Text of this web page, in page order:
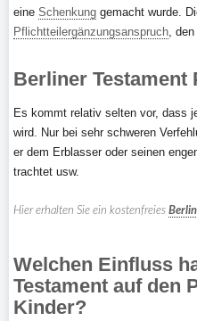
eine Schenkung gemacht wurde.
Pflichtteilergänzungsanspruch, den
Berliner Testament
Es kommt relativ selten vor, dass
wird. Nur bei sehr schweren
er dem Erblasser oder seinen
trachtet usw.
Hier erhalten Sie ein kostenfreies
Welchen Einfluss
Testament auf den
Kinder?